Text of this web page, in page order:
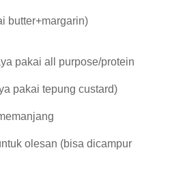
butter+margarin)
pakai all purpose/protein
pakai tepung custard)
olesan (bisa dicampur